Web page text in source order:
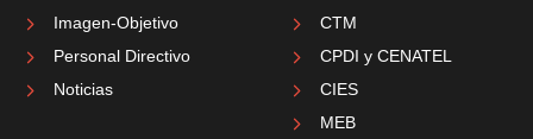
Imagen-Objetivo
Personal Directivo
Noticias
CTM
CPDI y CENATEL
CIES
MEB